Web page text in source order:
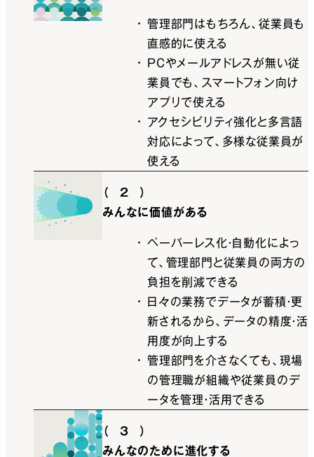
管理部門はもちろん、従業員も
直感的に使える
PCやメールアドレスが無い従
業員でも、スマートフォン向け
アプリで使える
アクセシビリティ強化と多言語
対応によって、多様な従業員が
使える
（2）
みんなに価値がある
ペーパーレス化・自動化によっ
て、管理部門と従業員の両方の
負担を削減できる
日々の業務でデータが蓄積・更
新されるから、データの精度・活
用度が向上する
管理部門を介さなくても、現場
の管理職が組織や従業員のデ
ータを管理・活用できる
（3）
みんなのために進化する